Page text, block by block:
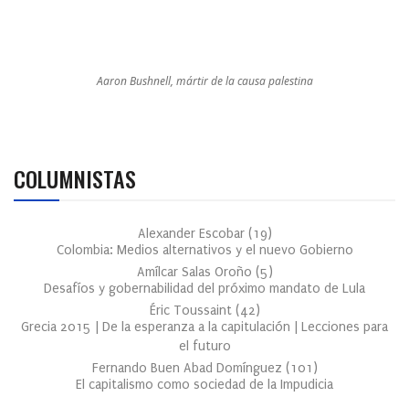
Aaron Bushnell, mártir de la causa palestina
COLUMNISTAS
Alexander Escobar (19)
Colombia: Medios alternativos y el nuevo Gobierno
Amílcar Salas Oroño (5)
Desafíos y gobernabilidad del próximo mandato de Lula
Éric Toussaint (42)
Grecia 2015 | De la esperanza a la capitulación | Lecciones para
el futuro
Fernando Buen Abad Domínguez (101 )
El capitalismo como sociedad de la Impudicia